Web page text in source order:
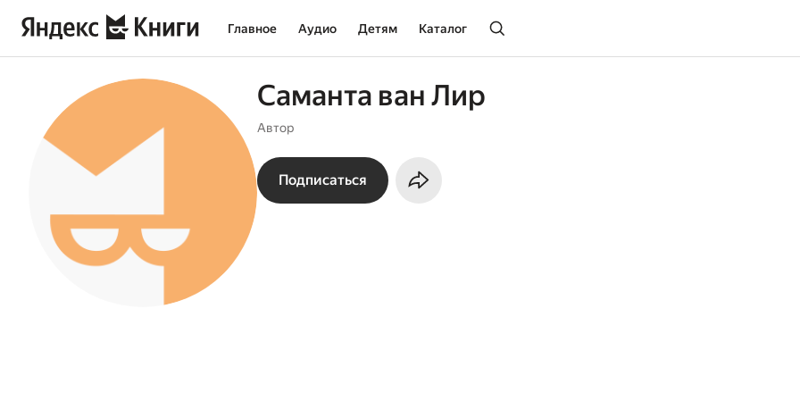
Главное Аудио Детям Каталог
Саманта ван Лир
Автор
Подписаться